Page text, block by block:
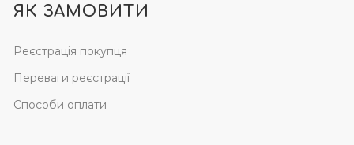
ЯК ЗАМОВИТИ
Реєстрація покупця
Переваги реєстрації
Способи оплати